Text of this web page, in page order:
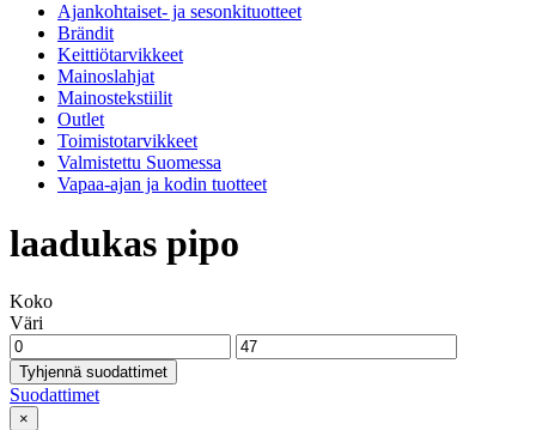
Ajankohtaiset- ja sesonkituotteet
Brändit
Keittiötarvikkeet
Mainoslahjat
Mainostekstiilit
Outlet
Toimistotarvikkeet
Valmistettu Suomessa
Vapaa-ajan ja kodin tuotteet
laadukas pipo
Koko
Väri
Tyhjennä suodattimet
Suodattimet
×